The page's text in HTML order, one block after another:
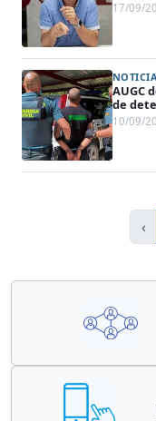
17/09/
AUGC
de
10/09/
‹